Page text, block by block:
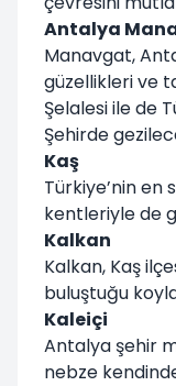
Antalya
Manavgat,
güzellikleri ve
Şelalesi ile de
Şehirde
Kaş
Türkiye’nin
kentleriyle de
Kalkan
Kalkan, Kaş
buluştuğu
Kaleiçi
Antalya şehir
nebze